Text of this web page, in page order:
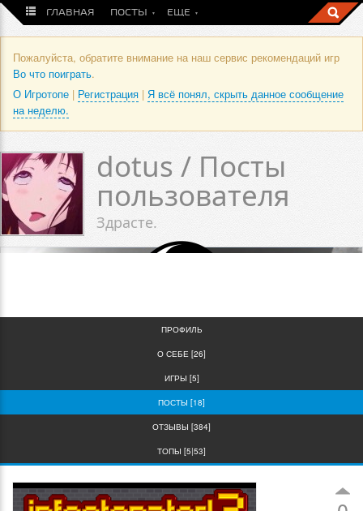
ГЛАВНАЯ ПОСТЫ ЕЩЕ
Пожалуйста, обратите внимание на наш сервис рекомендаций игр
Во что поиграть.
О Игротопе | Регистрация | Я всё понял, скрыть данное сообщение
на неделю.
dotus / Посты
пользователя
Здрасте.
ПРОФИЛЬ
О СЕБЕ [26]
ИГРЫ [5]
ПОСТЫ [18]
ОТЗЫВЫ [384]
ТОПЫ [5|53]